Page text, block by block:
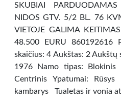
SKUBIAI
NIDOS GTV. 5/2 BL. 76
VIETOJE GALIMA
48.500 EURU 860192616
skaičius: 4 Aukštas: 2 Aukštų
1976 Namo tipas: Blokinis
Centrinis Ypatumai:
kambarys Tualetas ir vonia